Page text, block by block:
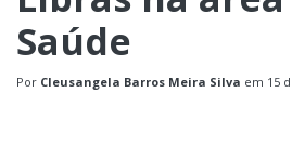
Saúde
Por Cleusangela Barros Meira Silva em 15